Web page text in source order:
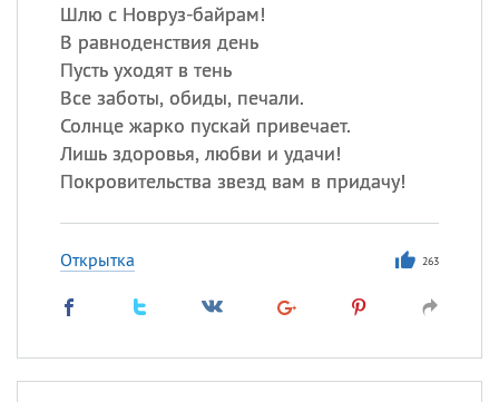
Шлю с Новруз-байрам!
В равноденствия день
Пусть уходят в тень
Все заботы, обиды, печали.
Солнце жарко пускай привечает.
Лишь здоровья, любви и удачи!
Покровительства звезд вам в придачу!
Открытка 263